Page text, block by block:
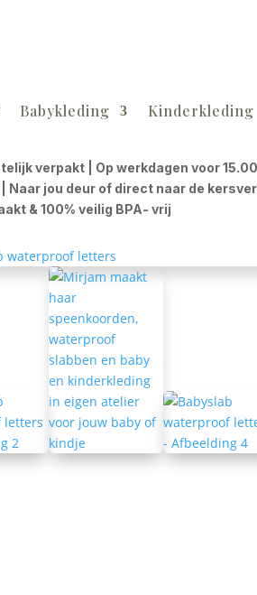
Babykleding Kinderkleding
verpakt | Op werkdagen voor
Naar jou deur of direct naar de
& 100% veilig BPA- vrij